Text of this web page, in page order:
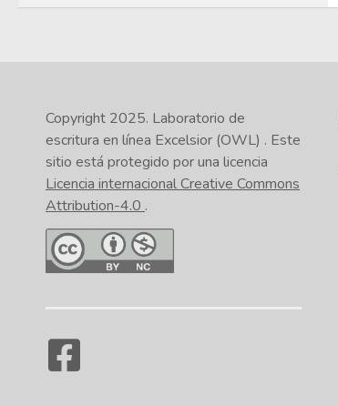
Copyright 2025. Laboratorio de
escritura en línea Excelsior (OWL) . Este
sitio está protegido por una licencia
Licencia internacional Creative Commons
Attribution-4.0 .